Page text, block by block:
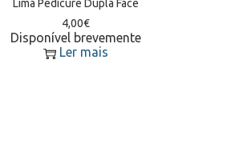
Lima Pedicure Dupla Face
4,00€
Disponível brevemente
Ler mais